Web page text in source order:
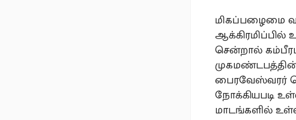
மிகப்பழைமை
சென்றால்
பைரவேஸ்வரர்
நோக்கியபடி
மாடங்களில்